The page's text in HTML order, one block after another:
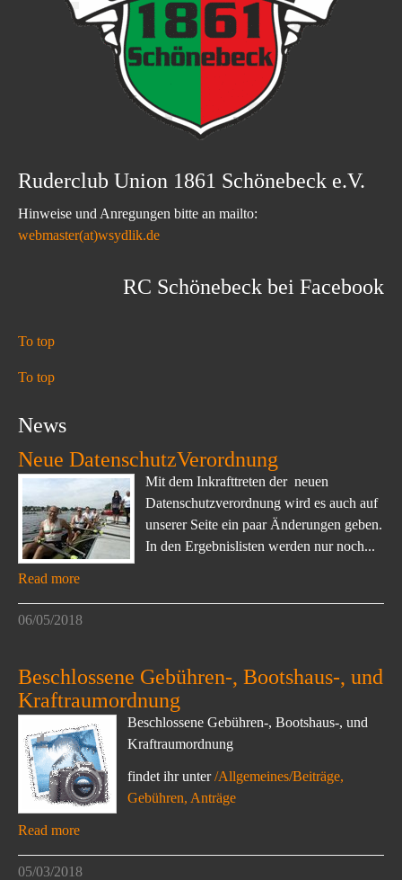
Ruderclub Union 1861 Schönebeck e.V.
Hinweise und Anregungen bitte an mailto:
webmaster(at)wsydlik.de
RC Schönebeck bei Facebook
To top
To top
News
Neue DatenschutzVerordnung
Mit dem Inkrafttreten der neuen
Datenschutzverordnung wird es auch auf
unserer Seite ein paar Änderungen geben.
In den Ergebnislisten werden nur noch...
Read more
06/05/2018
Beschlossene Gebühren-, Bootshaus-, und
Kraftraumordnung
Beschlossene Gebühren-, Bootshaus-, und
Kraftraumordnung
findet ihr unter/Allgemeines/Beiträge,
Gebühren, Anträge
Read more
05/03/2018